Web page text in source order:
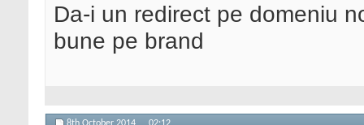
Da-i un redirect pe domeniu
bune pe brand